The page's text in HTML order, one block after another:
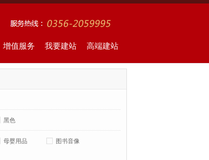
增值服务 我要建站 高端建站
黑色
母婴用品
图书音像